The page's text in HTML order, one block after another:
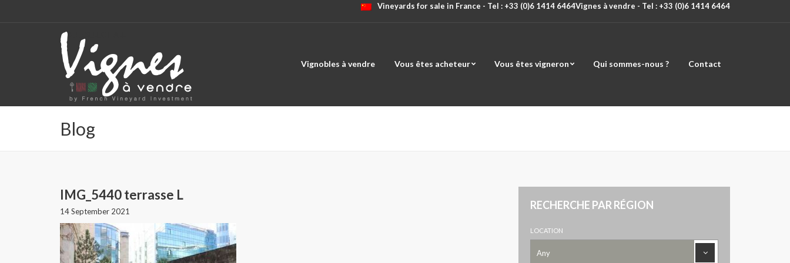
Vineyards for sale in France - Tel : +33 (0)6 1414 6464Vignes à vendre - Tel : +33 (0)6 1414 6464
CODE: SELECT ALL
Vignobles à vendre Vous êtes acheteur Vous êtes vigneron Qui sommes-nous ? Contact
Blog
IMG_5440 terrasse L
14 September 2021 RECHERCHE PAR RÉGION
LOCATION